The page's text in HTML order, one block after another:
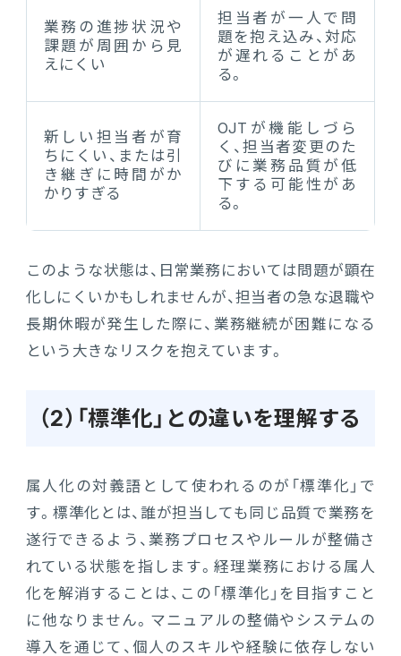
業務の進捗状況や
課題が周囲から見
えにくい
担当者が一人で問
題を抱え込み、対応
が遅れることがあ
る。
新しい担当者が育
ちにくい、または引
き継ぎに時間がか
かりすぎる
OJTが機能しづら
く、担当者変更のた
びに業務品質が低
下する可能性があ
る。
このような状態は、日常業務においては問題が顕在
化しにくいかもしれませんが、担当者の急な退職や
長期休暇が発生した際に、業務継続が困難になる
という大きなリスクを抱えています。
（2）「標準化」との違いを理解する
属人化の対義語として使われるのが「標準化」で
す。標準化とは、誰が担当しても同じ品質で業務を
遂行できるよう、業務プロセスやルールが整備さ
れている状態を指します。経理業務における属人
化を解消することは、この「標準化」を目指すこと
に他なりません。マニュアルの整備やシステムの
導入を通じて、個人のスキルや経験に依存しない